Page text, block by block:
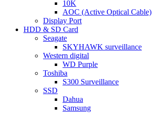
10K
AOC (Active Optical Cable)
Display Port
HDD & SD Card
Seagate
SKYHAWK surveillance
Western digital
WD Purple
Toshiba
S300 Surveillance
SSD
Dahua
Samsung